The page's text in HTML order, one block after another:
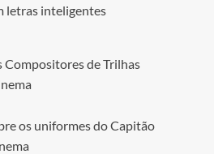
letras inteligentes
Compositores de Trilhas
os uniformes do Capitão